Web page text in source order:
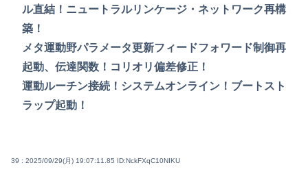
ル直結！ニュートラルリンケージ・ネットワーク再構
築！
メタ運動野パラメータ更新フィードフォワード制御再
起動、伝達関数！コリオリ偏差修正！
運動ルーチン接続！システムオンライン！ブートスト
ラップ起動！
39 : 2025/09/29(月) 19:07:11.85 ID:NckFXqC10NIKU